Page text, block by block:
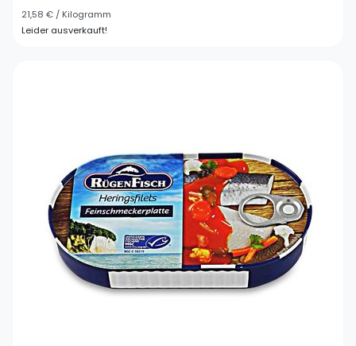
21,58 € / Kilogramm
Leider ausverkauft!